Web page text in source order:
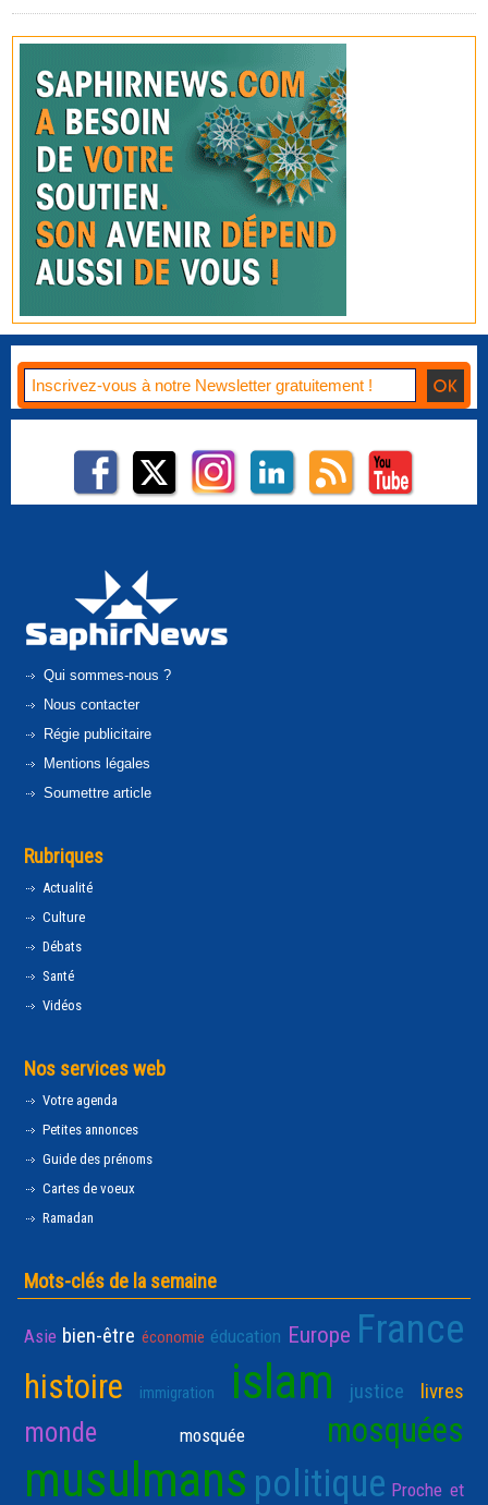
Qui sommes-nous ?
Nous contacter
Régie publicitaire
Mentions légales
Soumettre article
Rubriques
Actualité
Culture
Débats
Santé
Vidéos
Nos services web
Votre agenda
Petites annonces
Guide des prénoms
Cartes de voeux
Ramadan
Mots-clés de la semaine
Asie bien-être économie éducation Europe France
histoire immigration islam justice livres
monde mosquée mosquées
musulmans politique Proche et